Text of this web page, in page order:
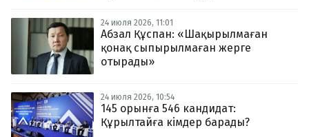
24 июля 2026, 11:01
Абзал Құспан: «Шақырылмаған
қонақ сыпырылмаған жерге
отырады»
24 июля 2026, 10:54
145 орынға 546 кандидат:
Құрылтайға кімдер барады?